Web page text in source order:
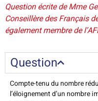
Question écrite de Mme
Conseillère des Français
également membre de
Question
Compte-tenu du nombre
l’éloignement d’un nombre